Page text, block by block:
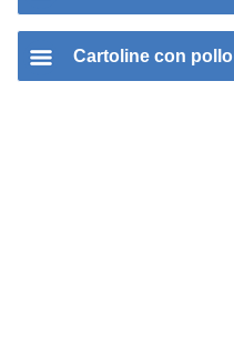
Cartoline con pollo